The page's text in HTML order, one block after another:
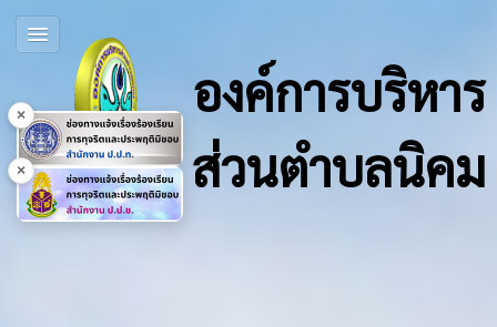
×
×
องค์การบริหาร
ส่วนตำบลนิคม